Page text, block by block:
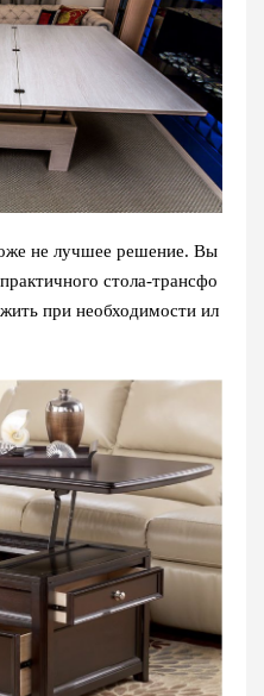
не лучшее решение. Вы
стола-трансфо
при необходимости ил